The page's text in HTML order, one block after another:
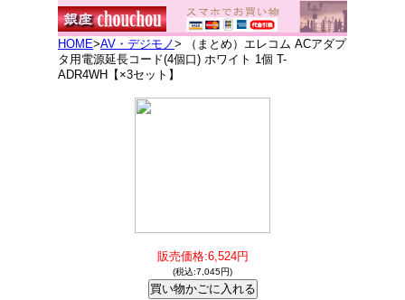
HOME>AV・デジモノ> （まとめ）エレコム ACアダプ
タ用電源延長コード(4個口) ホワイト 1個 T-
ADR4WH【×3セット】
販売価格:6,524円
(税込:7,045円)